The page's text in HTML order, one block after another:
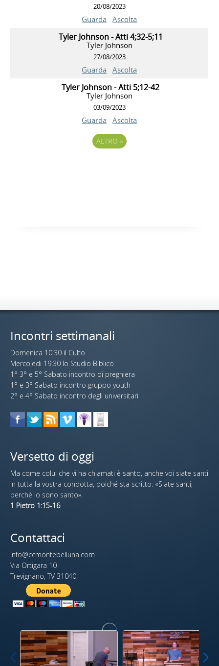
20/08/2023
Guarda Ascolta
Tyler Johnson - Atti 4;32-5;11
Tyler Johnson
27/08/2023
Guarda Ascolta
Tyler Johnson - Atti 5;12-42
Tyler Johnson
03/09/2023
Guarda Ascolta
ALTRO »
Incontri settimanali
Domenica 10:30 il Culto
Mercoledi 19:30 lo Studio Biblico
1° 3° e 5° Sabato incontro di preghiera
1° e 3° Sabato incontro gruppo youth
2° e 4° Sabato incontro degli universitari
Versetto di oggi
Ma come colui che vi ha chiamati è santo, anche voi siate santi
in tutta la vostra condotta, poiché sta scritto: «Siate santi,
perché io sono santo».
1 Pietro 1:15-16
Contattaci
info@ccmontebelluna.com
Via Ortigara 10
Trevignano, TV 31040